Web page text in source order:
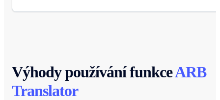
Výhody používání funkceARB
Translator